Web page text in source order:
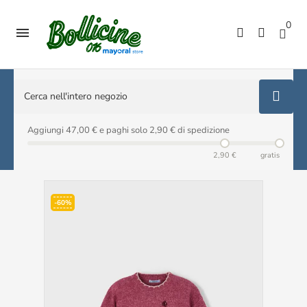
 0
Aggiungi 47,00 € e paghi solo 2,90 € di spedizione
2,90 € gratis
-60%